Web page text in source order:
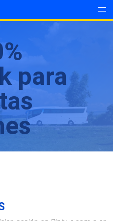
para